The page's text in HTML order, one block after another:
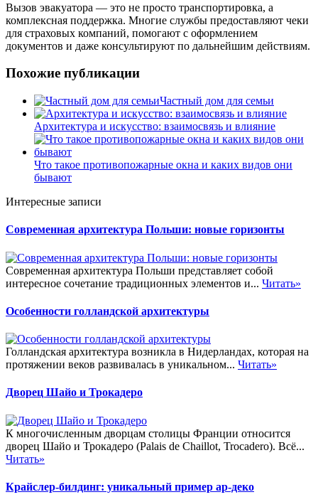
Вызов эвакуатора — это не просто транспортировка, а
комплексная поддержка. Многие службы предоставляют чеки
для страховых компаний, помогают с оформлением
документов и даже консультируют по дальнейшим действиям.
Похожие публикации
Частный дом для семьи
Архитектура и искусство: взаимосвязь и влияние
Что такое противопожарные окна и каких видов они
бывают
Интересные записи
Современная архитектура Польши: новые горизонты
Современная архитектура Польши представляет собой
интересное сочетание традиционных элементов и... Читать»
Особенности голландской архитектуры
Голландская архитектура возникла в Нидерландах, которая на
протяжении веков развивалась в уникальном... Читать»
Дворец Шайо и Трокадеро
К многочисленным дворцам столицы Франции относится
дворец Шайо и Трокадеро (Palais de Chaillot, Trocadero). Всё...
Читать»
Крайслер-билдинг: уникальный пример ар-деко